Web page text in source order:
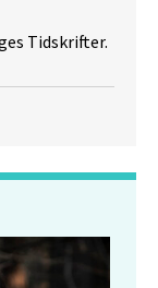
Tidskrifter.